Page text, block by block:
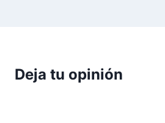
Deja tu opinión